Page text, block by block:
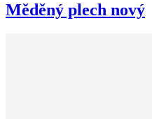
Měděný plech nový